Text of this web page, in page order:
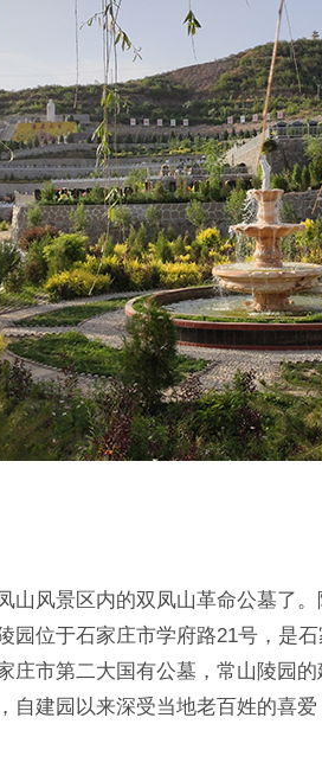
山风景区内的双凤山革命公墓了
园位于石家庄市学府路21号，是
庄市第二大国有公墓，常山陵园
自建园以来深受当地老百姓的喜